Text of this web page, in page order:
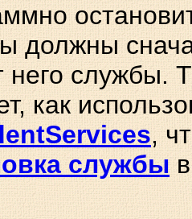
должны
него службы.
как
,
службы